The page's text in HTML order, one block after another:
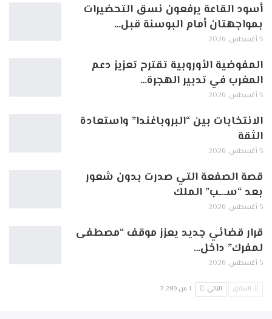
أسود القاعة يرفعون نسق التحضيرات
بمواجهتان أمام البوسنة قبل…
5 أغسطس, 2026
المفوضية الأوروبية تقترح تعزيز دعم
المغرب في تدبير الهجرة…
5 أغسطس, 2026
الانتخابات بين “البروباغندا” واستعادة
الثقة
5 أغسطس, 2026
قصة الصفعة التي صدرت بدون شعور
بعد “سـ.ـب” الملك
5 أغسطس, 2026
قرار قضائي جديد يعزز موقف “مصطفى
لمفرك” داخل…
5 أغسطس, 2026
السابق التالي 1 من 7٬289